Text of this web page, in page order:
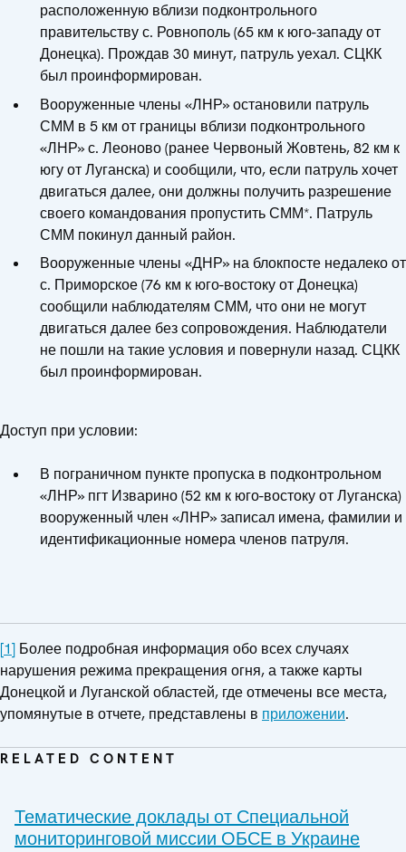
расположенную вблизи подконтрольного
правительству с. Ровнополь (65 км к юго-западу от
Донецка). Прождав 30 минут, патруль уехал. СЦКК
был проинформирован.
Вооруженные члены «ЛНР» остановили патруль
СММ в 5 км от границы вблизи подконтрольного
«ЛНР» с. Леоново (ранее Червоный Жовтень, 82 км к
югу от Луганска) и сообщили, что, если патруль хочет
двигаться далее, они должны получить разрешение
своего командования пропустить СММ*. Патруль
СММ покинул данный район.
Вооруженные члены «ДНР» на блокпосте недалеко от
с. Приморское (76 км к юго-востоку от Донецка)
сообщили наблюдателям СММ, что они не могут
двигаться далее без сопровождения. Наблюдатели
не пошли на такие условия и повернули назад. СЦКК
был проинформирован.
Доступ при условии:
В пограничном пункте пропуска в подконтрольном
«ЛНР» пгт Изварино (52 км к юго-востоку от Луганска)
вооруженный член «ЛНР» записал имена, фамилии и
идентификационные номера членов патруля.
[1] Более подробная информация обо всех случаях
нарушения режима прекращения огня, а также карты
Донецкой и Луганской областей, где отмечены все места,
упомянутые в отчете, представлены в приложении.
RELATED CONTENT
Тематические доклады от Специальной
мониторинговой миссии ОБСЕ в Украине